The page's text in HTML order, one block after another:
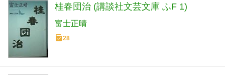
桂春団治 (講談社文芸文庫 ふF 1)
富士正晴
28